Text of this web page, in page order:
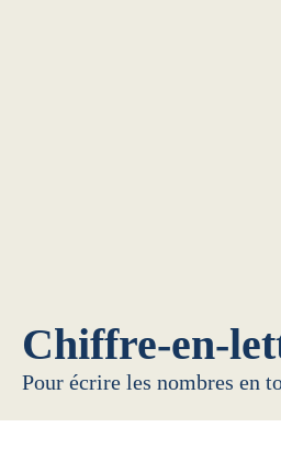
Chiffre-en-
Pour écrire les nombres en